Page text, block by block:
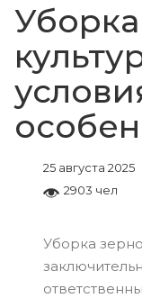
25 августа 2025
2903 чел
Уборка